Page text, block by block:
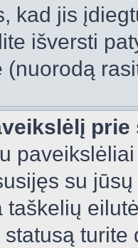
kad jis
išversti
(nuorodą
su
taškelių